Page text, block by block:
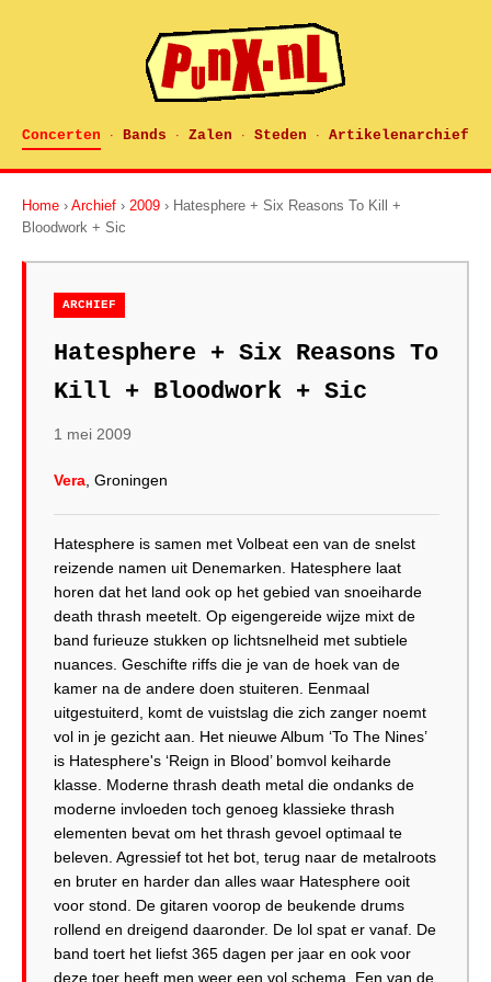
Concerten · Bands · Zalen · Steden · Artikelenarchief
Home › Archief › 2009 › Hatesphere + Six Reasons To Kill +
Bloodwork + Sic
ARCHIEF
Hatesphere + Six Reasons To
Kill + Bloodwork + Sic
1 mei 2009
Vera , Groningen
Hatesphere is samen met Volbeat een van de snelst
reizende namen uit Denemarken. Hatesphere laat
horen dat het land ook op het gebied van snoeiharde
death thrash meetelt. Op eigengereide wijze mixt de
band furieuze stukken op lichtsnelheid met subtiele
nuances. Geschifte riffs die je van de hoek van de
kamer na de andere doen stuiteren. Eenmaal
uitgestuiterd, komt de vuistslag die zich zanger noemt
vol in je gezicht aan. Het nieuwe Album ‘To The Nines’
is Hatesphere's ‘Reign in Blood’ bomvol keiharde
klasse. Moderne thrash death metal die ondanks de
moderne invloeden toch genoeg klassieke thrash
elementen bevat om het thrash gevoel optimaal te
beleven. Agressief tot het bot, terug naar de metalroots
en bruter en harder dan alles waar Hatesphere ooit
voor stond. De gitaren voorop de beukende drums
rollend en dreigend daaronder. De lol spat er vanaf. De
band toert het liefst 365 dagen per jaar en ook voor
deze toer heeft men weer een vol schema. Een van de